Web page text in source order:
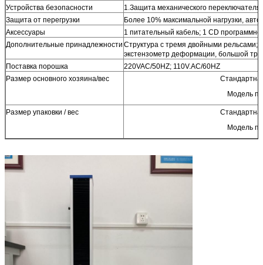
Устройства безопасности
1.Защита механического
Защита от перегрузки
Более 10% максимальной нагрузки,
Аксессуары
1 питательный кабель; 1 CD
Дополнительные принадлежности Структура с тремя двойными рельсами;
экстензометр деформации, большой
Поставка порошка
220VAC/50HZ; 110V.AC/60HZ
Размер основного хозяина/вес
Модель
Размер упаковки / вес
Модель